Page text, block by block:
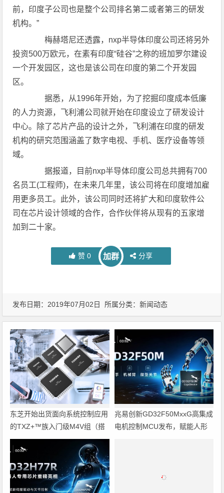
前，印度子公司也是整个公司排名第二或者第三的研发
机构。”
梅赫塔尼还透露，nxp半导体印度公司还将另外
投资500万欧元，在素有印度“硅谷”之称的班加罗尔建设
一个开发园区，这也是该公司在印度的第二个开发园
区。
据悉，从1996年开始，为了挖掘印度成本低廉
的人力资源，飞利浦公司就开始在印度设立了研发设计
中心。除了芯片产品的设计之外，飞利浦在印度的研发
机构的研究范围涵盖了数字电视、手机、医疗设备等领
域。
据报道，目前nxp半导体印度公司总共拥有700
名员工(工程师)，在未来几年里，该公司将在印度增加雇
用更多员工。此外，该公司同时还将扩大和印度软件公
司在芯片设计领域的合作，合作伙伴将从现有的五家增
加到二十家。
赞 0 加群 分享
发布日期：2019年07月02日 所属分类：新闻动态
东芝开始出货面向系统控制应用
的TXZ+™族入门级M4V组（搭
载Arm Cortex‑M4内核的标准微
控制器）工程样品
兆易创新GD32F50MxxG高集成
电机控制MCU发布，赋能人形